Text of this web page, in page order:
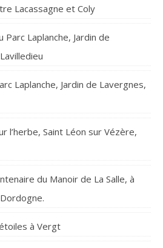
Lacassagne et Coly
Laplanche, Jardin de
Laplanche, Jardin de Lavergnes,
l’herbe, Saint Léon sur Vézère,
du Manoir de La Salle, à
à Vergt